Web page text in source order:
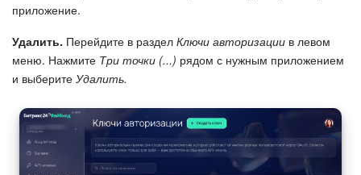
приложение.
Удалить. Перейдите в раздел Ключи авторизации в левом
меню. Нажмите Три точки (...) рядом с нужным приложением
и выберите Удалить.